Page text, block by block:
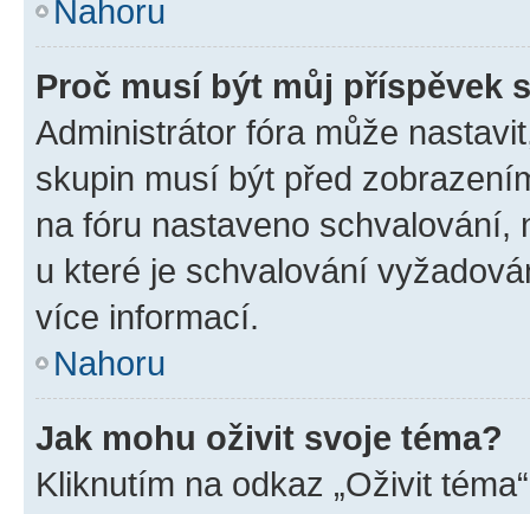
Nahoru
Proč musí být můj příspěvek
Administrátor fóra může
skupin musí být před
na fóru nastaveno schvalování,
u které je schvalování
více informací.
Nahoru
Jak mohu oživit svoje téma?
Kliknutím na odkaz „Oživit